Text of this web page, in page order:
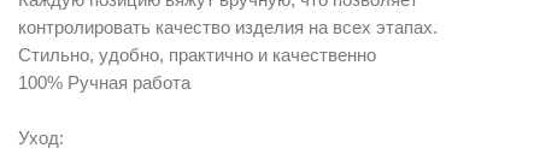
контролировать качество изделия на всех этапах.
Стильно, удобно, практично и качественно
100% Ручная работа
Уход: